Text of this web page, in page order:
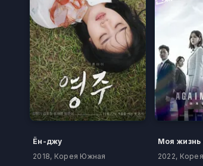
Ён-джу
2018, Корея Южная
Моя жизнь
2022,